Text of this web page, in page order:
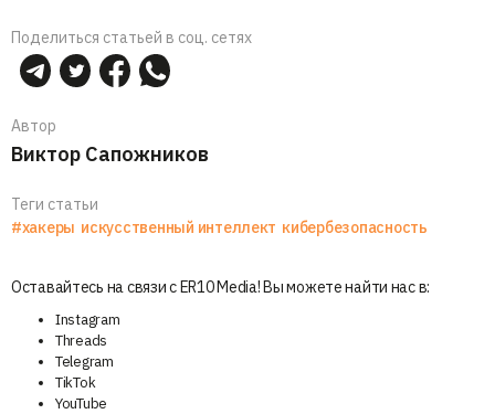
Поделиться статьей в соц. сетях
Автор
Виктор Сапожников
Теги статьи
#хакеры искусственный интеллект кибербезопасность
Оставайтесь на связи с ER10 Media! Вы можете найти нас в:
Instagram
Threads
Telegram
TikTok
YouTube